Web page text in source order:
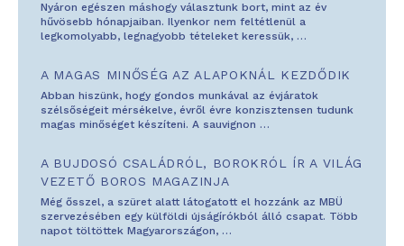
Nyáron egészen máshogy választunk bort, mint az év
hűvösebb hónapjaiban. Ilyenkor nem feltétlenül a
legkomolyabb, legnagyobb tételeket keressük, …
A MAGAS MINŐSÉG AZ ALAPOKNÁL KEZDŐDIK
Abban hiszünk, hogy gondos munkával az évjáratok
szélsőségeit mérsékelve, évről évre konzisztensen tudunk
magas minőséget készíteni. A sauvignon …
A BUJDOSÓ CSALÁDRÓL, BOROKRÓL ÍR A VILÁG
VEZETŐ BOROS MAGAZINJA
Még ősszel, a szüret alatt látogatott el hozzánk az MBÜ
szervezésében egy külföldi újságírókból álló csapat. Több
napot töltöttek Magyarországon, …